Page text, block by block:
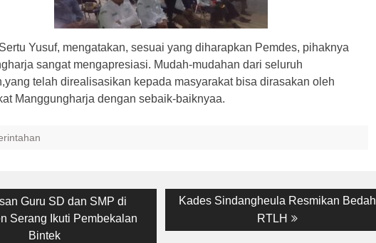
Yusuf, mengatakan, sesuai yang diharapkan Pemdes, pihaknya
sangat mengapresiasi. Mudah-mudahan dari seluruh
telah direalisasikan kepada masyarakat bisa dirasakan oleh
Manggungharja dengan sebaik-baiknyaa.
Guru SD dan SMP di
Serang Ikuti Pembekalan
Bintek
Next
Kades Sindangheula Resmikan Bedah
RTLH